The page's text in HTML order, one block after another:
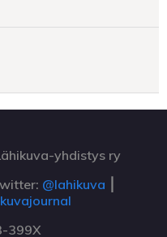
yhdistys ry
@lahikuva
399X